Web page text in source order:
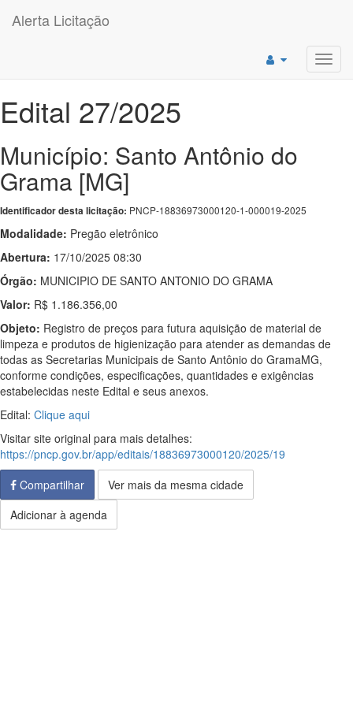
Alerta Licitação
Edital 27/2025
Município: Santo Antônio do
Grama [MG]
Identificador desta licitação: PNCP-18836973000120-1-000019-2025
Modalidade: Pregão eletrônico
Abertura: 17/10/2025 08:30
Órgão: MUNICIPIO DE SANTO ANTONIO DO GRAMA
Valor: R$ 1.186.356,00
Objeto: Registro de preços para futura aquisição de material de
limpeza e produtos de higienização para atender as demandas de
todas as Secretarias Municipais de Santo Antônio do GramaMG,
conforme condições, especificações, quantidades e exigências
estabelecidas neste Edital e seus anexos.
Edital: Clique aqui
Visitar site original para mais detalhes:
https://pncp.gov.br/app/editais/18836973000120/2025/19
Compartilhar
Ver mais da mesma cidade
Adicionar à agenda